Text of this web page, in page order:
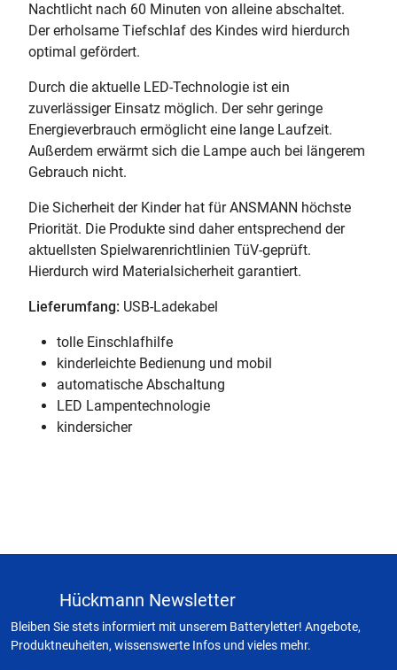
Nachtlicht nach 60 Minuten von alleine abschaltet.
Der erholsame Tiefschlaf des Kindes wird hierdurch
optimal gefördert.
Durch die aktuelle LED-Technologie ist ein
zuverlässiger Einsatz möglich. Der sehr geringe
Energieverbrauch ermöglicht eine lange Laufzeit.
Außerdem erwärmt sich die Lampe auch bei längerem
Gebrauch nicht.
Die Sicherheit der Kinder hat für ANSMANN höchste
Priorität. Die Produkte sind daher entsprechend der
aktuellsten Spielwarenrichtlinien TüV-geprüft.
Hierdurch wird Materialsicherheit garantiert.
Lieferumfang: USB-Ladekabel
tolle Einschlafhilfe
kinderleichte Bedienung und mobil
automatische Abschaltung
LED Lampentechnologie
kindersicher
Hückmann Newsletter
Bleiben Sie stets informiert mit unserem Batteryletter! Angebote,
Produktneuheiten, wissenswerte Infos und vieles mehr.